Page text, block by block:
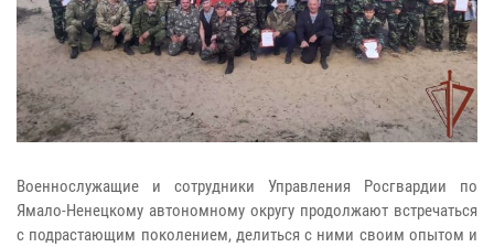
Военнослужащие и сотрудники Управления Росгвардии по
Ямало-Ненецкому автономному округу продолжают встречаться
с подрастающим поколением, делиться с ними своим опытом и